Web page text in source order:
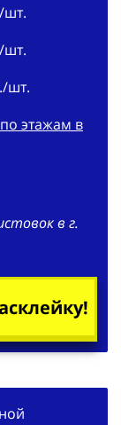
шт.
шт.
шт.
этажам в
в г.